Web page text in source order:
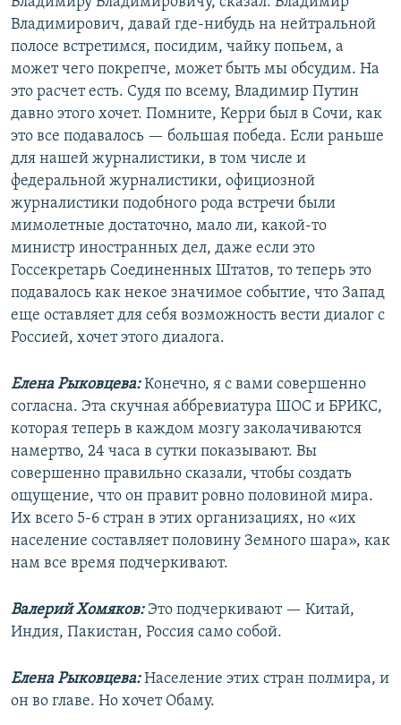
Владимирович, давай где-нибудь на нейтральной
полосе встретимся, посидим, чайку попьем, а
может чего покрепче, может быть мы обсудим. На
это расчет есть. Судя по всему, Владимир Путин
давно этого хочет. Помните, Керри был в Сочи, как
это все подавалось — большая победа. Если раньше
для нашей журналистики, в том числе и
федеральной журналистики, официозной
журналистики подобного рода встречи были
мимолетные достаточно, мало ли, какой-то
министр иностранных дел, даже если это
Госсекретарь Соединенных Штатов, то теперь это
подавалось как некое значимое событие, что Запад
еще оставляет для себя возможность вести диалог с
Россией, хочет этого диалога.
Елена Рыковцева:Конечно, я с вами совершенно
согласна. Эта скучная аббревиатура ШОС и БРИКС,
которая теперь в каждом мозгу заколачиваются
намертво, 24 часа в сутки показывают. Вы
совершенно правильно сказали, чтобы создать
ощущение, что он правит ровно половиной мира.
Их всего 5-6 стран в этих организациях, но «их
население составляет половину Земного шара», как
нам все время подчеркивают.
Валерий Хомяков: Это подчеркивают — Китай,
Индия, Пакистан, Россия само собой.
Елена Рыковцева:Население этих стран полмира, и
он во главе. Но хочет Обаму.